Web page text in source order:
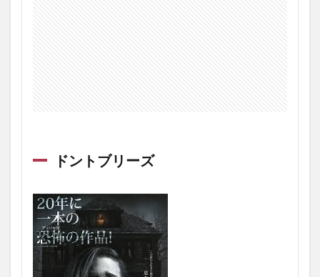
ドントブリーズ